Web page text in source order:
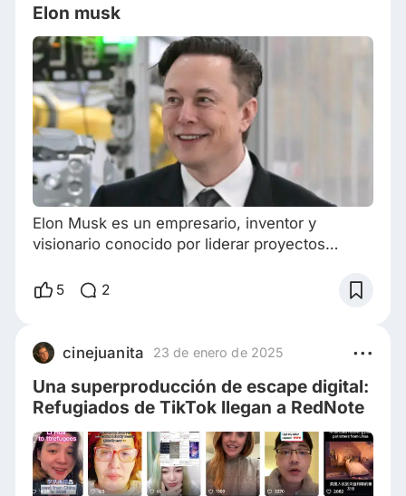
Elon musk
Elon Musk es un empresario, inventor y
visionario conocido por liderar proyectos
nació el 28 de junio de 1971 en Pretoria,
Musk, es un ingeniero sudafricano. Desde
joven, Musk mostró interés por la tecnología y
la programación. A los 12 años, creó y vendió
un videoju
5 2
cinejuanita 23 de enero de 2025
Una superproducción de escape digital:
Refugiados de TikTok llegan a RedNote